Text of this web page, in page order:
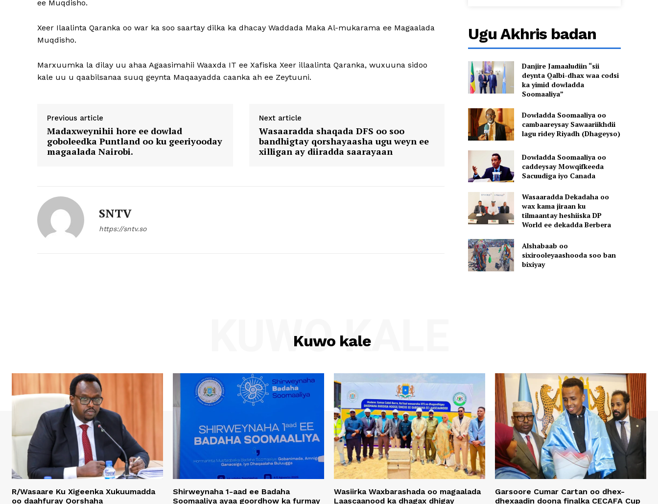
ee Muqdisho.
Xeer Ilaalinta Qaranka oo war ka soo saartay dilka ka dhacay Waddada Maka Al-mukarama ee Magaalada
Muqdisho.
Marxuumka la dilay uu ahaa Agaasimahii Waaxda IT ee Xafiska Xeer illaalinta Qaranka, wuxuuna sidoo
kale uu u qaabilsanaa suuq geynta Maqaayadda caanka ah ee Zeytuuni.
Previous article
Madaxweynihii hore ee dowlad
goboleedka Puntland oo ku geeriyooday
magaalada Nairobi.
Next article
Wasaaradda shaqada DFS oo soo
bandhigtay qorshayaasha ugu weyn ee
xilligan ay diiradda saarayaan
SNTV
https://sntv.so
Ugu Akhris badan
Danjire Jamaaludiin “sii
deynta Qalbi-dhax waa codsi
ka yimid dowladda
Soomaaliya”
Dowladda Soomaaliya oo
cambaareysay Sawaariikhdii
lagu ridey Riyadh (Dhageyso)
Dowladda Soomaaliya oo
caddeysay Mowqifkeeda
Sacuudiga iyo Canada
Wasaaradda Dekadaha oo
wax kama jiraan ku
tilmaantay heshiiska DP
World ee dekadda Berbera
Alshabaab oo
sixirooleyaashooda soo ban
bixiyay
Kuwo kale
KUWO KALE
R/Wasaare Ku Xigeenka Xukuumadda
oo daahfuray Qorshaha
Shirweynaha 1-aad ee Badaha
Soomaaliya ayaa goordhow ka furmay
Wasiirka Waxbarashada oo magaalada
Laascaanood ka dhagax dhigay
Garsoore Cumar Cartan oo dhex-
dhexaadin doona finalka CECAFA Cup